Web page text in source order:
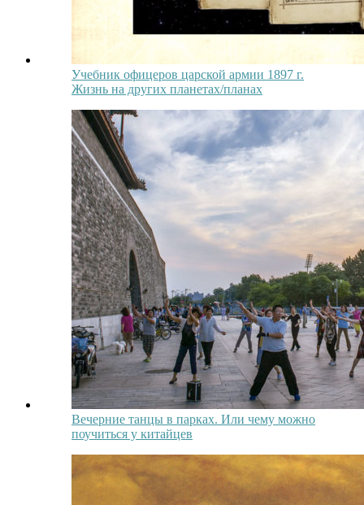
Учебник офицеров царской армии 1897 г.
Жизнь на других планетах/планах
Вечерние танцы в парках. Или чему можно
поучиться у китайцев